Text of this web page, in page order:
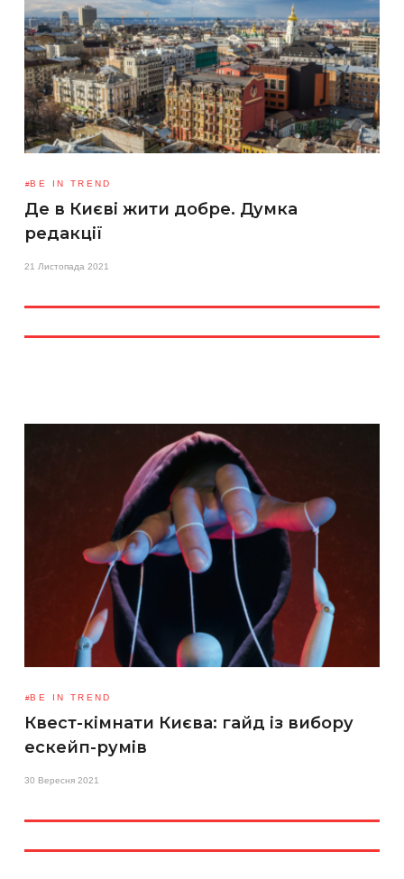
BE IN TREND
Де в Києві жити добре. Думка
редакції
21 Листопада 2021
BE IN TREND
Квест-кімнати Києва: гайд із вибору
ескейп-румів
30 Вересня 2021